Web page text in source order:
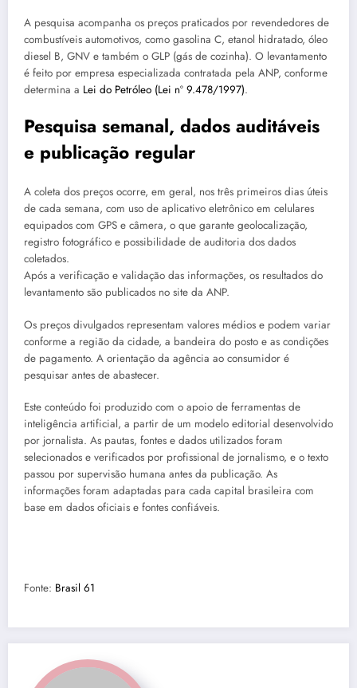
A pesquisa acompanha os preços praticados por revendedores de
combustíveis automotivos, como gasolina C, etanol hidratado, óleo
diesel B, GNV e também o GLP (gás de cozinha). O levantamento
é feito por empresa especializada contratada pela ANP, conforme
determina a Lei do Petróleo (Lei nº 9.478/1997).
Pesquisa semanal, dados auditáveis
e publicação regular
A coleta dos preços ocorre, em geral, nos três primeiros dias úteis
de cada semana, com uso de aplicativo eletrônico em celulares
equipados com GPS e câmera, o que garante geolocalização,
registro fotográfico e possibilidade de auditoria dos dados
coletados.
Após a verificação e validação das informações, os resultados do
levantamento são publicados no site da ANP.
Os preços divulgados representam valores médios e podem variar
conforme a região da cidade, a bandeira do posto e as condições
de pagamento. A orientação da agência ao consumidor é
pesquisar antes de abastecer.
Este conteúdo foi produzido com o apoio de ferramentas de
inteligência artificial, a partir de um modelo editorial desenvolvido
por jornalista. As pautas, fontes e dados utilizados foram
selecionados e verificados por profissional de jornalismo, e o texto
passou por supervisão humana antes da publicação. As
informações foram adaptadas para cada capital brasileira com
base em dados oficiais e fontes confiáveis.
Fonte: Brasil 61